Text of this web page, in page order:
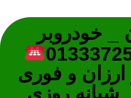
_ خودروبر
و فوری
روزی